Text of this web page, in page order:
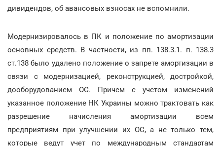
дивидендов, об авансовых взносах не вспомнили.
Модернизировалось в ПК и положение по амортизации
основных средств. В частности, из пп. 138.3.1. п. 138.3
ст.138 было удалено положение о запрете амортизации в
связи с модернизацией, реконструкцией, достройкой,
дооборудованием ОС. Причем с учетом изменений
указанное положение НК Украины можно трактовать как
разрешение начисления амортизации всем
предприятиям при улучшении их ОС, а не только тем,
которые ведут учет по международным стандартам